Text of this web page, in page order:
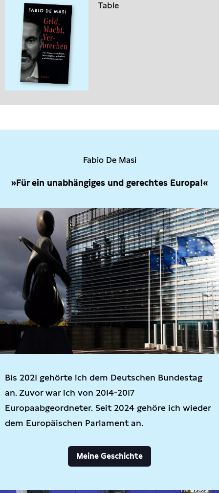
Table
Fabio De Masi
»Für ein unabhängiges und gerechtes Europa!«
Bis 2021 gehörte ich dem Deutschen Bundestag
an. Zuvor war ich von 2014-2017
Europaabgeordneter. Seit 2024 gehöre ich wieder
dem Europäischen Parlament an.
Meine Geschichte